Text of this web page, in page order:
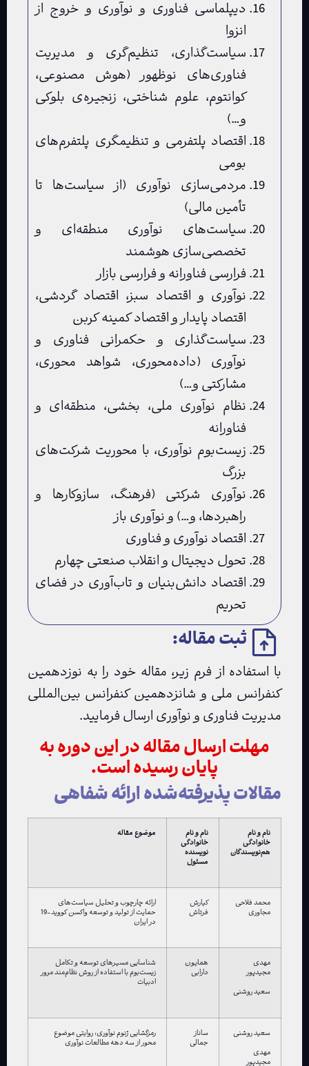
دیپلماسی فناوری و نوآوری و خروج از
انزوا
سیاست‌گذاری، تنظیم‌گری و مدیریت
فناوری‌های نوظهور (هوش مصنوعی،
کوانتوم، علوم شناختی، زنجیره‌ی بلوکی
و…)
اقتصاد پلتفرمی و تنظیم‏گری پلتفرم‌های
بومی
مردمی‌سازی نوآوری (از سیاست‌ها تا
تأمین مالی)
سیاست‌های نوآوری منطقه‌ای و
تخصصی‌سازی هوشمند
فرارسی فناورانه و فرارسی بازار
نوآوری و اقتصاد سبز، اقتصاد گردشی،
اقتصاد پایدار و اقتصاد کمینه کربن
سیاست‌گذاری و حکمرانی فناوری و
نوآوری (داده‌محوری، شواهد محوری،
مشارکتی و…)
نظام نوآوری ملی، بخشی، منطقه‌ای و
فناورانه
زیست‌بوم نوآوری، با محوریت شرکت‌های
بزرگ
نوآوری شرکتی (فرهنگ، سازوکارها و
راهبردها، و…) و نوآوری باز
اقتصاد نوآوری و فناوری
تحول دیجیتال و انقلاب صنعتی چهارم
اقتصاد دانش‌بنیان و تاب‌آوری در فضای
تحریم
ثبت مقاله:
با استفاده از فرم زیر، مقاله خود را به نوزدهمین
کنفرانس ملی و شانزدهمین کنفرانس بین‌المللی
مدیریت فناوری و نوآوری ارسال فرمایید.
مهلت ارسال مقاله در این دوره به
پایان رسیده است.
مقالات پذیرفته‌شده ارائه شفاهی
نام و نام
خانوادگی
هم‌نویسندگان
نام و نام
خانوادگی
نویسنده
مسئول
موضوع مقاله
محمد فلاحی
مجاوری
کیارش
فرتاش
ارائه چارچوب و تحلیل سیاست‌های
حمایت از تولید و توسعه واکسن کووید-19
در ایران
مهدی
مجیدپور
سعید روشنی
همایون
دارابی
شناسایی مسیرهای توسعه و تکامل
زیست‌بوم با استفاده از روش نظام‌مند مرور
ادبیات
سعید روشنی
مهدی
مجیدپور
ساناز
جمالی
رمزگشایی ژنوم نوآوری: روایتی موضوع
محور از سه دهه مطالعات نوآوری